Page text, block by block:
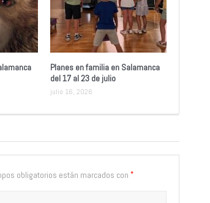
Planes en familia en Salamanca
del 17 al 23 de julio
julio 16, 2026
obligatorios están marcados con *